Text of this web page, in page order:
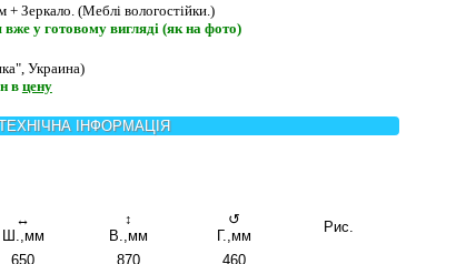
Зеркало. (Меблі вологостійки.)
вже у готовому вигляді (як на фото)
Украина)
вцену
ІНФОРМАЦІЯ
↔
Ш.,мм
↕
В.,мм
↺
Г.,мм
Рис.
650 870
460